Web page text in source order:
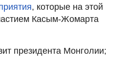
, которые на этой
Касым-Жомарта
президента Монголии;